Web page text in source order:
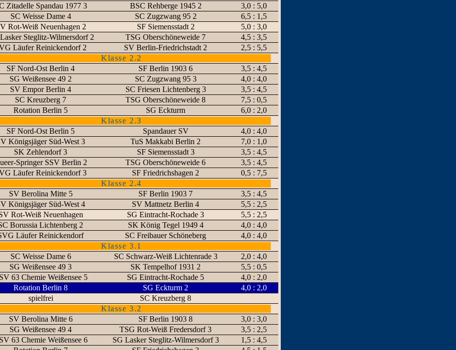
Zitadelle Spandau 1977 3
BSC Rehberge 1945 2
3,0 : 5,0
SC Weisse Dame 4
SC Zugzwang 95 2
6,5 : 1,5
Rot-Weiß Neuenhagen 2
SF Siemensstadt 2
5,0 : 3,0
Steglitz-Wilmersdorf 2
TSG Oberschöneweide 7
4,5 : 3,5
Läufer Reinickendorf 2
SV Berlin-Friedrichstadt 2
2,5 : 5,5
Klasse 2.2
SF Nord-Ost Berlin 4
SF Berlin 1903 6
3,5 : 4,5
SG Weißensee 49 2
SC Zugzwang 95 3
4,0 : 4,0
SV Empor Berlin 4
SC Friesen Lichtenberg 3
3,5 : 4,5
SC Kreuzberg 7
TSG Oberschöneweide 8
7,5 : 0,5
Rotation Berlin 5
SG Eckturm
6,0 : 2,0
Klasse 2.3
SF Nord-Ost Berlin 5
Spandauer SV
4,0 : 4,0
Königsjäger Süd-West 3
TuS Makkabi Berlin 2
7,0 : 1,0
SK Zehlendorf 3
SF Siemensstadt 3
3,5 : 4,5
Springer SSV Berlin 2
TSG Oberschöneweide 6
3,5 : 4,5
Läufer Reinickendorf 3
SF Friedrichshagen 2
0,5 : 7,5
Klasse 2.4
SV Berolina Mitte 5
SF Berlin 1903 7
3,5 : 4,5
Königsjäger Süd-West 4
SV Mattnetz Berlin 4
5,5 : 2,5
Rot-Weiß Neuenhagen
SG Eintracht-Rochade 3
5,5 : 2,5
Borussia Lichtenberg 2
SK König Tegel 1949 4
4,0 : 4,0
Läufer Reinickendorf
SC Freibauer Schöneberg
4,0 : 4,0
Klasse 3.1
SC Weisse Dame 6
SC Schwarz-Weiß Lichtenrade 3
2,0 : 4,0
SG Weißensee 49 3
SK Tempelhof 1931 2
5,5 : 0,5
63 Chemie Weißensee 5
SG Eintracht-Rochade 5
4,0 : 2,0
Rotation Berlin 8
SG Eckturm 2
4,0 : 2,0
spielfrei
SC Kreuzberg 8
Klasse 3.2
SV Berolina Mitte 6
SF Berlin 1903 8
3,0 : 3,0
SG Weißensee 49 4
TSG Rot-Weiß Fredersdorf 3
3,5 : 2,5
63 Chemie Weißensee 6
SG Lasker Steglitz-Wilmersdorf 3
1,5 : 4,5